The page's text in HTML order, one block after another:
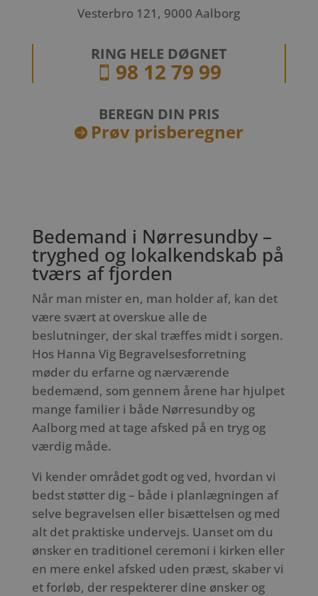
Vesterbro 121, 9000 Aalborg
RING HELE DØGNET
 98 12 79 99
BEREGN DIN PRIS
 Prøv prisberegner
Bedemand i Nørresundby –
tryghed og lokalkendskab på
tværs af fjorden
Når man mister en, man holder af, kan det
være svært at overskue alle de
beslutninger, der skal træffes midt i sorgen.
Hos Hanna Vig Begravelsesforretning
møder du erfarne og nærværende
bedemænd, som gennem årene har hjulpet
mange familier i både Nørresundby og
Aalborg med at tage afsked på en tryg og
værdig måde.
Vi kender området godt og ved, hvordan vi
bedst støtter dig – både i planlægningen af
selve begravelsen eller bisættelsen og med
alt det praktiske undervejs. Uanset om du
ønsker en traditionel ceremoni i kirken eller
en mere enkel afsked uden præst, skaber vi
et forløb, der respekterer dine ønsker og